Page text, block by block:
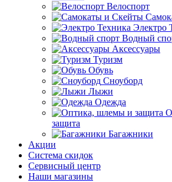
Велоспорт
Электро
Водный
Аксессуары
Туризм
Обувь
Сноуборд
Лыжи
Одежда
защита
Багажники
Акции
Система скидок
Сервисный центр
Наши магазины